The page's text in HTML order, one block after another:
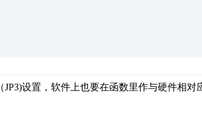
设置，软件上也要在函数里作与硬件相